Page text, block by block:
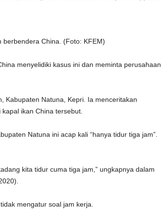
berbendera China. (Foto: KFEM)
menyelidiki kasus ini dan meminta perusahaan
Kabupaten Natuna, Kepri. Ia menceritakan
ikan China tersebut.
Natuna ini acap kali “hanya tidur tiga jam”.
kita tidur cuma tiga jam,” ungkapnya dalam
mengatur soal jam kerja.